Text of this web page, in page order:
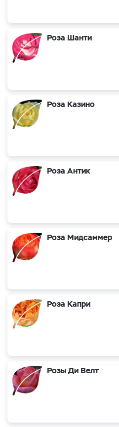
Роза Шанти
Роза Казино
Роза Антик
Роза Мидсаммер
Роза Капри
Розы Ди Велт